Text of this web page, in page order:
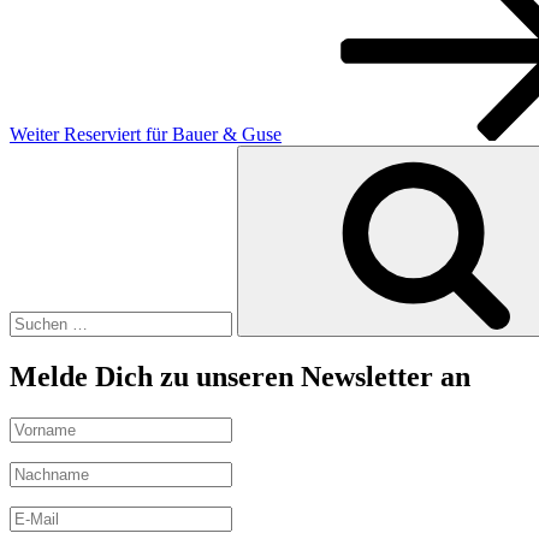
Weiter Reserviert für Bauer & Guse
Melde Dich zu unseren Newsletter an